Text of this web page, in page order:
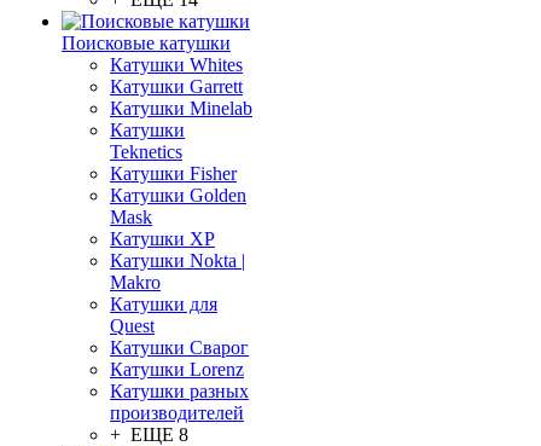
Поисковые катушки
Катушки Whites
Катушки Garrett
Катушки Minelab
Катушки
Teknetics
Катушки Fisher
Катушки Golden
Mask
Катушки XP
Катушки Nokta |
Makro
Катушки для
Quest
Катушки Сварог
Катушки Lorenz
Катушки разных
производителей
+ ЕЩЕ 8